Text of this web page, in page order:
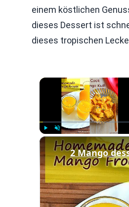
einem köstlichen
dieses Dessert ist
dieses tropischen
Unmute